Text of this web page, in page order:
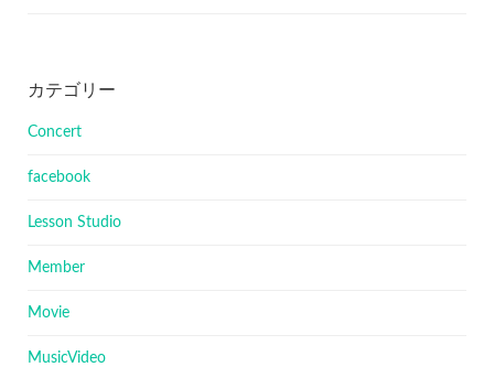
カテゴリー
Concert
facebook
Lesson Studio
Member
Movie
MusicVideo